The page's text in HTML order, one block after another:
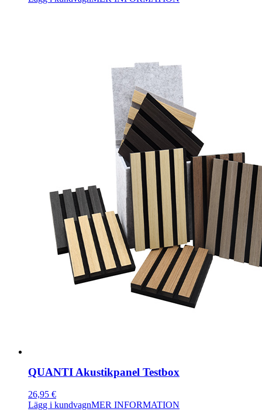
QUANTI Akustikpanel Testbox
26,95 €
Lägg i kundvagnMER INFORMATION